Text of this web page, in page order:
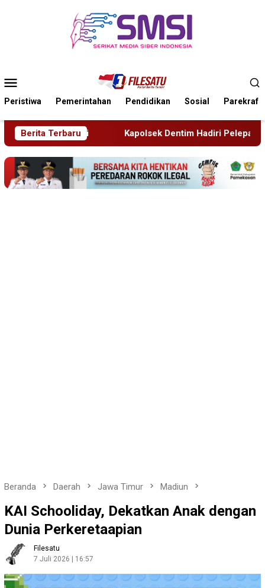
Mobile
Peristiwa Pemerintahan Pendidikan Sosial Parekraf
Berita Terbaru
Dentim Hadiri Pelepasan Purna Tugas Danramil 1611-01/
Beranda Daerah Jawa Timur Madiun
KAI Schooliday, Dekatkan Anak dengan
Dunia Perkeretaapian
Filesatu
7 Juli 2026 | 16:57